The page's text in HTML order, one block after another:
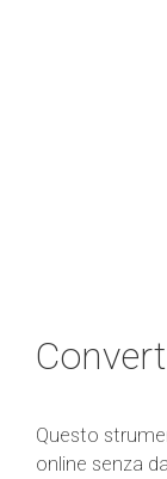
Questo
online senza